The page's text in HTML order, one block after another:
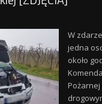
W
jedna
około
Pożarnej